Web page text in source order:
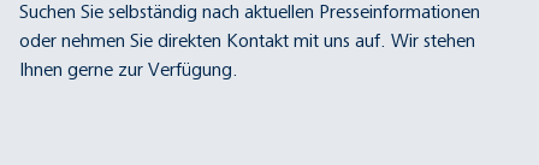
Suchen Sie selbständig nach aktuellen Presseinformationen
oder nehmen Sie direkten Kontakt mit uns auf. Wir stehen
Ihnen gerne zur Verfügung.